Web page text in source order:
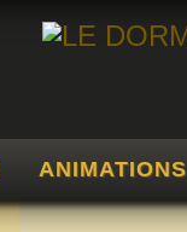
ANIMATIONS